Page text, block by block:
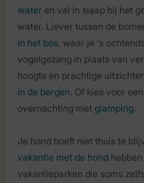
water en val in slaap bij het
water. Liever tussen de
in het bos, waar je 's
vogelgezang in plaats van
hoogte en prachtige
in de bergen. Of kies voor
overnachting met glamping.
Je hond hoeft niet thuis te
vakantie met de hond
vakantieparken die soms